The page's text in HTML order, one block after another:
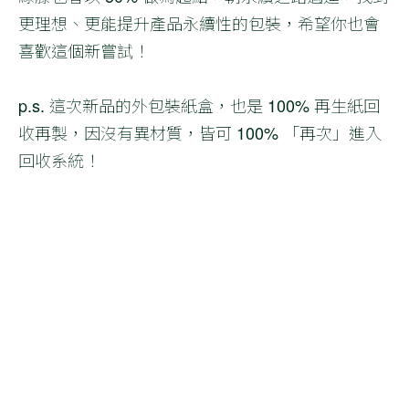
更理想、更能提升產品永續性的包裝，希望你也會
喜歡這個新嘗試！
p.s. 這次新品的外包裝紙盒，也是 100% 再生紙回
收再製，因沒有異材質，皆可 100% 「再次」進入
回收系統！